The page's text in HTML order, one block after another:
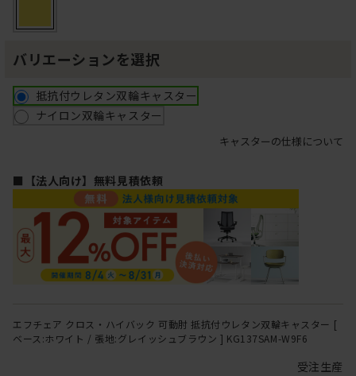
バリエーションを選択
抵抗付ウレタン双輪キャスター
ナイロン双輪キャスター
キャスターの仕様について
■【法人向け】無料見積依頼
エフチェア クロス・ハイバック 可動肘 抵抗付ウレタン双輪キャスター [
ベース:ホワイト / 張地:グレイッシュブラウン ] KG137SAM-W9F6
受注生産